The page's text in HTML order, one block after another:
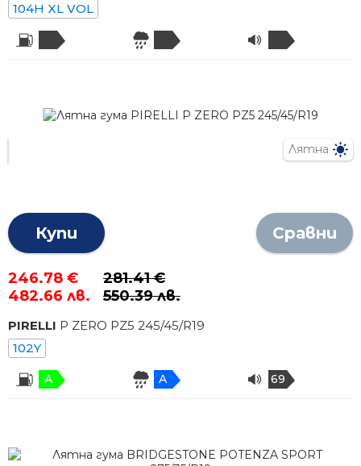
104H XL VOL
Лятна
Купи Сравни
246.78 €
482.66 лв.
281.41 €
550.39 лв.
PIRELLI P ZERO PZ5 245/45/R19
102Y
A A 69